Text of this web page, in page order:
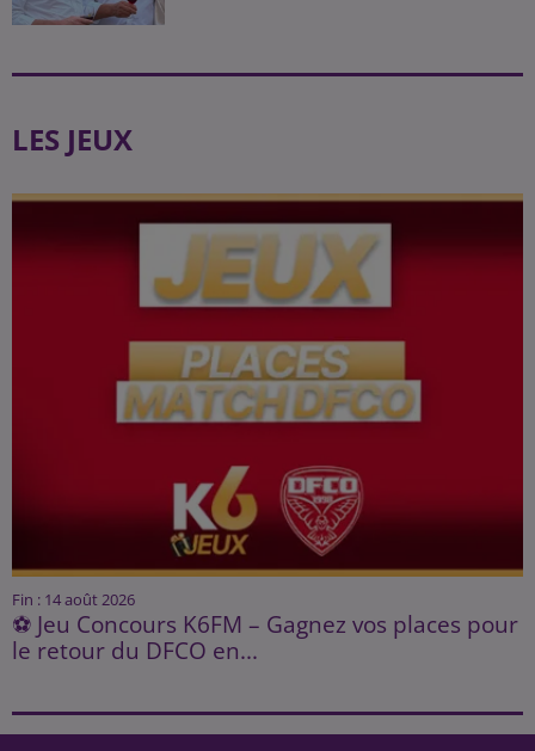
LES JEUX
Fin : 14 août 2026
⚽ Jeu Concours K6FM – Gagnez vos places pour
le retour du DFCO en...